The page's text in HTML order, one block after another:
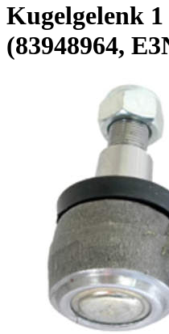
Kugelgelenk
(83948964,